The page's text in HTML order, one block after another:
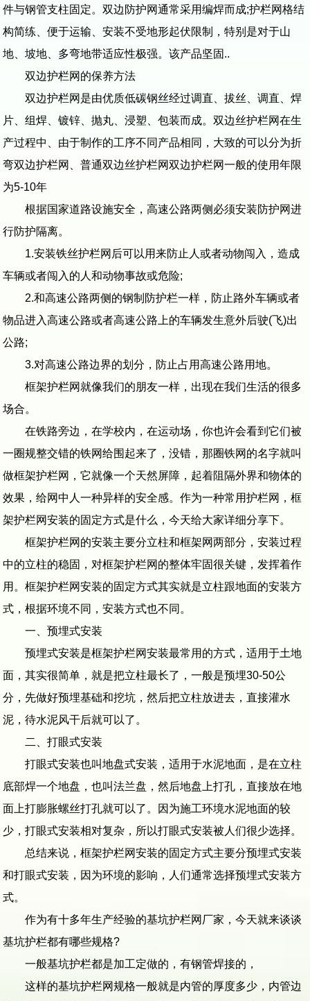
件与钢管支柱固定。双边防护网通常采用编焊而成;护栏网格结
构简练、便于运输、安装不受地形起伏限制，特别是对于山
地、坡地、多弯地带适应性极强。该产品坚固..
双边护栏网的保养方法
双边护栏网是由优质低碳钢丝经过调直、拔丝、调直、焊
片、组焊、镀锌、抛丸、浸塑、包装而成。双边丝护栏网在生
产过程中、由于制作的工序不同产品相同，大致的可以分为折
弯双边护栏网、普通双边丝护栏网双边护栏网一般的使用年限
为5-10年
根据国家道路设施安全，高速公路两侧必须安装防护网进
行防护隔离。
1.安装铁丝护栏网后可以用来防止人或者动物闯入，造成
车辆或者闯入的人和动物事故或危险;
2.和高速公路两侧的钢制防护栏一样，防止路外车辆或者
物品进入高速公路或者高速公路上的车辆发生意外后驶(飞)出
公路;
3.对高速公路边界的划分，防止占用高速公路用地。
框架护栏网就像我们的朋友一样，出现在我们生活的很多
场合。
在铁路旁边，在学校内，在运动场，你也许会看到它们被
一圈规整交错的铁网给围起来了，没错，那圈铁网的名字就叫
做框架护栏网，它就像一个天然屏障，起着阻隔外界和物体的
效果，给网中人一种异样的安全感。作为一种常用护栏网，框
架护栏网安装的固定方式是什么，今天给大家详细分享下。
框架护栏网的安装主要分立柱和框架网两部分，安装过程
中的立柱的稳固，对框架护栏网的整体牢固很关键，发挥着作
用。框架护栏网安装的固定方式其实就是立柱跟地面的安装方
式，根据环境不同，安装方式也不同。
一、预埋式安装
预埋式安装是框架护栏网安装最常用的方式，适用于土地
面，其实很简单，就是把立柱最长了，一般是预埋30-50公
分，先做好预埋基础和挖坑，然后把立柱放进去，直接灌水
泥，待水泥风干后就可以了。
二、打眼式安装
打眼式安装也叫地盘式安装，适用于水泥地面，是在立柱
底部焊一个地盘，也叫法兰盘，然后地盘上打孔，直接放在地
面上打膨胀螺丝打孔就可以了。因为施工环境水泥地面的较
少，打眼式安装相对复杂，所以打眼式安装被人们很少选择。
总结来说，框架护栏网安装的固定方式主要分预埋式安装
和打眼式安装，因为环境的影响，人们通常选择预埋式安装方
式。
作为有十多年生产经验的基坑护栏网厂家，今天就来谈谈
基坑护栏都有哪些规格?
一般基坑护栏都是加工定做的，有钢管焊接的，
这样的基坑护栏网规格一般就是内管的厚度多少，内管边